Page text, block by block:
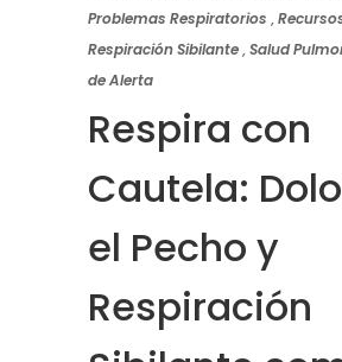
Problemas Respiratorios ,
Respiración Sibilante,Salud
de Alerta
Respira con
Cautela:
el Pecho y
Respiración